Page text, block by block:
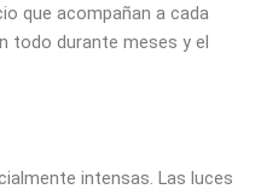
que acompañan a cada
todo durante meses y el
intensas. Las luces